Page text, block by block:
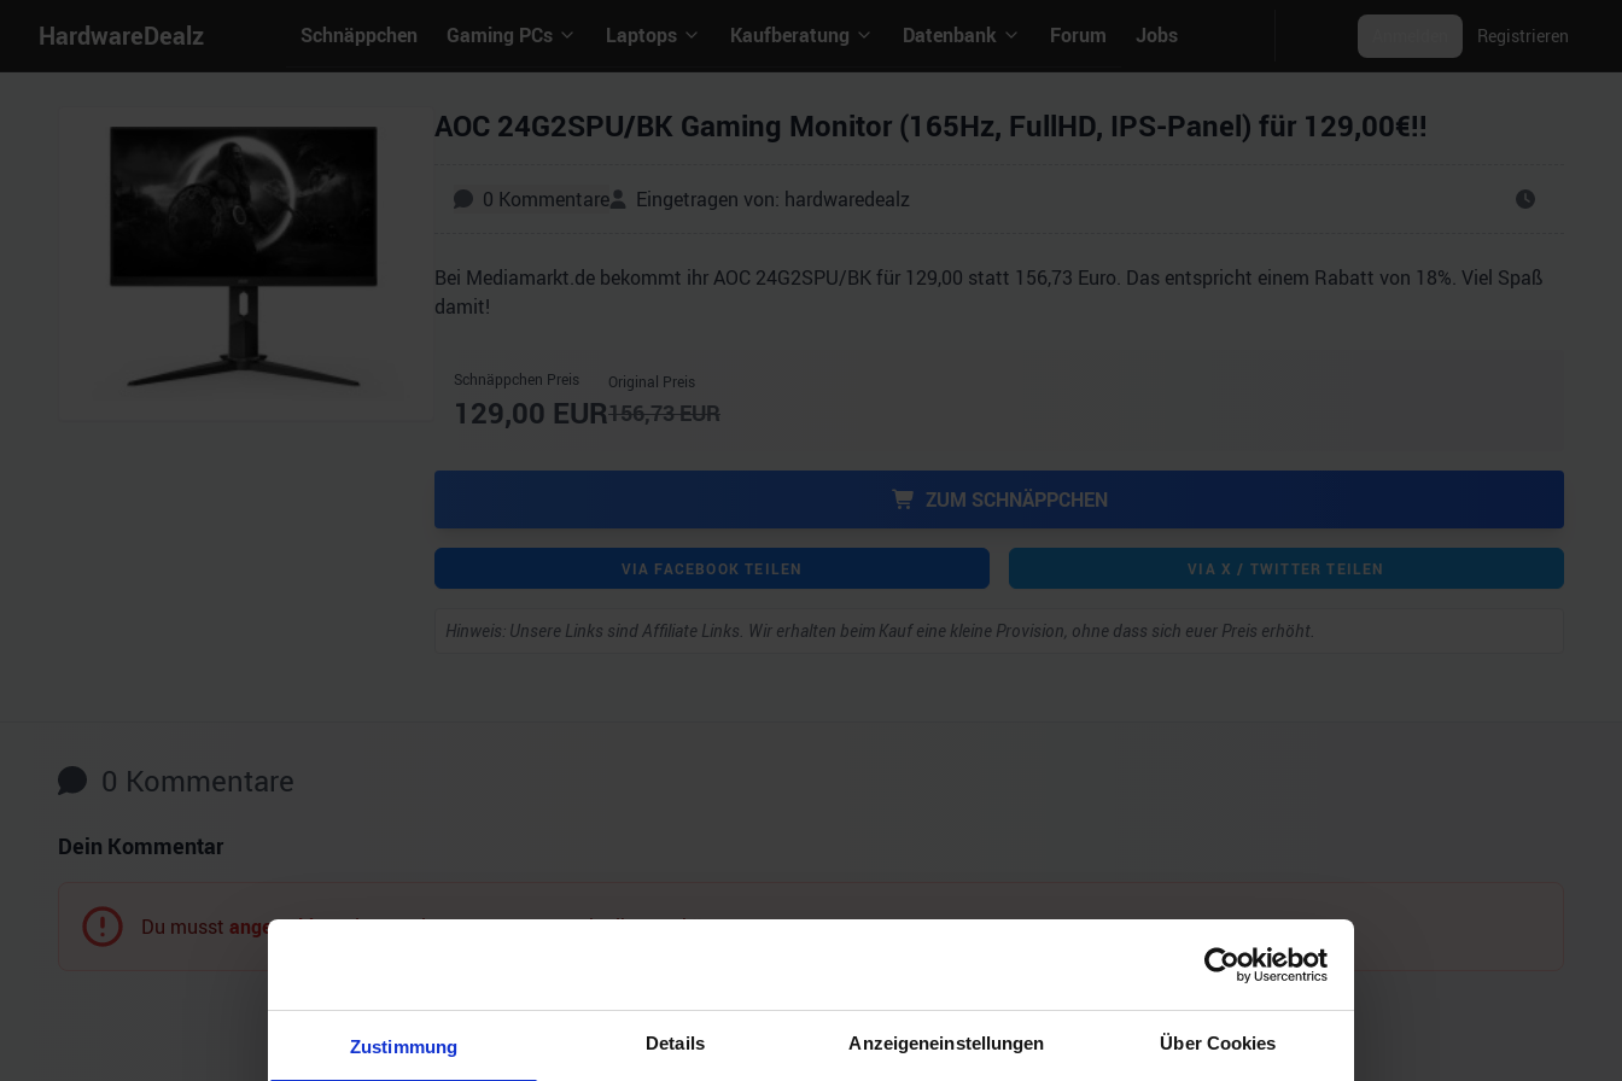
Zustimmung Details Anzeigeneinstellungen Über Cookies
HardwareDealz Schnäppchen Gaming PCs Laptops Kaufberatung Datenbank Forum Jobs Registrieren
AOC 24G2SPU/BK Gaming Monitor (165Hz, FullHD, IPS-Panel) für 129,00€!!
0 Kommentare Eingetragen von: hardwaredealz
Bei Mediamarkt.de bekommt ihr AOC 24G2SPU/BK für 129,00 statt 156,73 Euro. Das entspricht einem Rabatt von 18%. Viel Spaß
damit!
Schnäppchen Preis
129,00 EUR
Original Preis
156,73EUR
ZUM SCHNÄPPCHEN
VIA FACEBOOK TEILEN VIA X / TWITTER TEILEN
Hinweis: Unsere Links sind Affiliate Links. Wir erhalten beim Kauf eine kleine Provision, ohne dass sich euer Preis erhöht.
0 Kommentare
Dein Kommentar
Du musst angemeldetsein, um einen Kommentar schreiben zu können.
Noch keine Kommentare vorhanden.